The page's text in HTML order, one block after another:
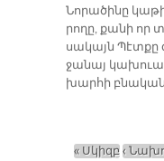
​Նո­րա­ծի­նը
րո­ղը, քա­նի որ
սա­կայն Պէտ­քը
ջա­նայ
խար­հի
« Սկիզբ‹